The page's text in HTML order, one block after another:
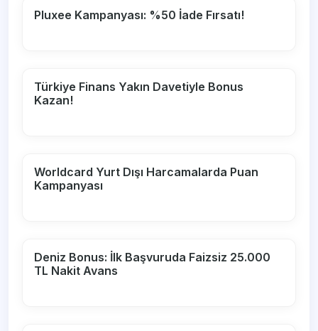
Pluxee Kampanyası: %50 İade Fırsatı!
Türkiye Finans Yakın Davetiyle Bonus
Kazan!
Worldcard Yurt Dışı Harcamalarda Puan
Kampanyası
Deniz Bonus: İlk Başvuruda Faizsiz 25.000
TL Nakit Avans